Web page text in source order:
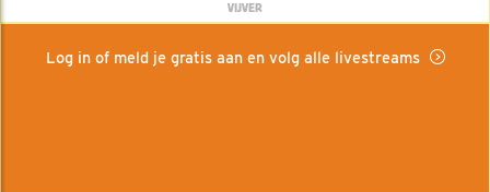
VIJVER
Log in of meld je gratis aan en volg alle livestreams